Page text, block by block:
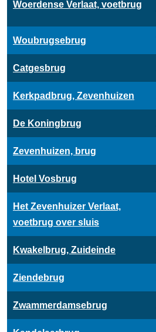
Woerdense Verlaat, voetbrug
Woubrugsebrug
Catgesbrug
Kerkpadbrug, Zevenhuizen
De Koningbrug
Zevenhuizen, brug
Hotel Vosbrug
Het Zevenhuizer Verlaat,
voetbrug over sluis
Kwakelbrug, Zuideinde
Ziendebrug
Zwammerdamsebrug